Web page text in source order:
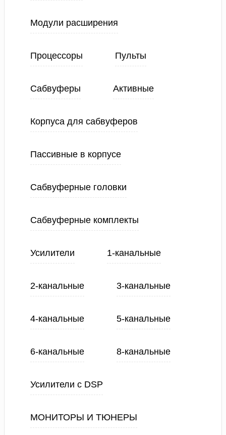
Модули расширения
Процессоры Пульты
Сабвуферы Активные
Корпуса для сабвуферов
Пассивные в корпусе
Сабвуферные головки
Сабвуферные комплекты
Усилители 1-канальные
2-канальные 3-канальные
4-канальные 5-канальные
6-канальные 8-канальные
Усилители с DSP
МОНИТОРЫ И ТЮНЕРЫ